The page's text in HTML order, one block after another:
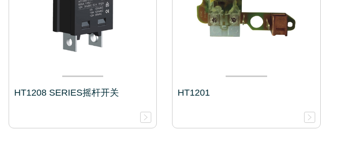
HT1208 SERIES摇杆开关 HT1201